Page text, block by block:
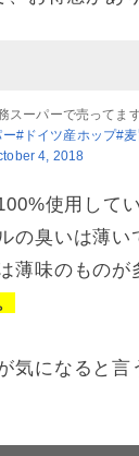
スーパーで売ってま
#ドイツ産ホップ#麦
4, 2018
使用して
の臭いは薄
薄味のものが
気になると